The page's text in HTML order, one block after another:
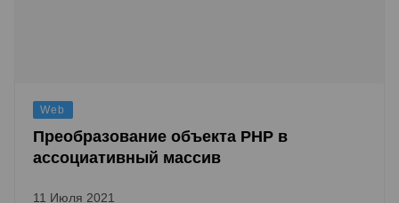
Web
Преобразование объекта PHP в
ассоциативный массив
11 Июля 2021